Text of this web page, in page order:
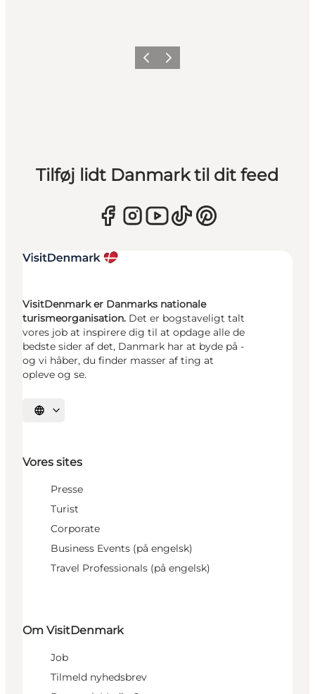
ForrigeNæste
Tilføj lidt Danmark til dit feed
VisitDenmark er Danmarks nationale
turismeorganisation. Det er bogstaveligt talt
vores job at inspirere dig til at opdage alle de
bedste sider af det, Danmark har at byde på -
og vi håber, du finder masser af ting at
opleve og se.
Vælg sprog
Vores sites
Presse
Turist
Corporate
Business Events (på engelsk)
Travel Professionals (på engelsk)
Om VisitDenmark
Job
Tilmeld nyhedsbrev